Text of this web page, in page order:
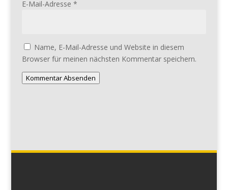
E-Mail-Adresse *
Name, E-Mail-Adresse und Website in diesem
Browser für meinen nächsten Kommentar speichern.
Kommentar Absenden